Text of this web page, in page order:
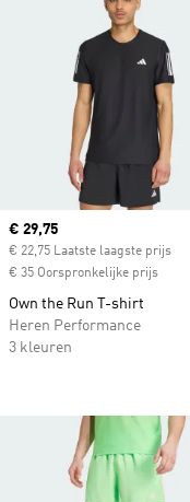
Current price
€ 29,75
€ 22,75 Laatste laagste prijs
€ 35 Oorspronkelijke prijs
Own the Run T-shirt
Heren Performance
3 kleuren